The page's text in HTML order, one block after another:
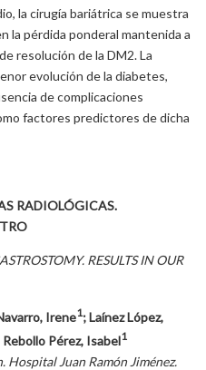
la cirugía bariátrica se muestra
la pérdida ponderal mantenida a
resolución de la DM2. La
evolución de la diabetes,
de complicaciones
factores predictores de dicha
RADIOLÓGICAS.
RESULTS IN OUR
Irene1; Laínez López,
Rebollo Pérez, Isabel1
Juan Ramón Jiménez.